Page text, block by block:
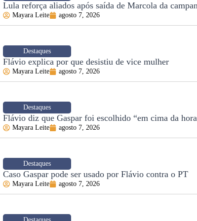
Lula reforça aliados após saída de Marcola da
Mayara Leite agosto 7, 2026
Destaques
Flávio explica por que desistiu de vice mulher
Mayara Leite agosto 7, 2026
Destaques
Flávio diz que Gaspar foi escolhido “em cima da
Mayara Leite agosto 7, 2026
Destaques
Caso Gaspar pode ser usado por Flávio contra o PT
Mayara Leite agosto 7, 2026